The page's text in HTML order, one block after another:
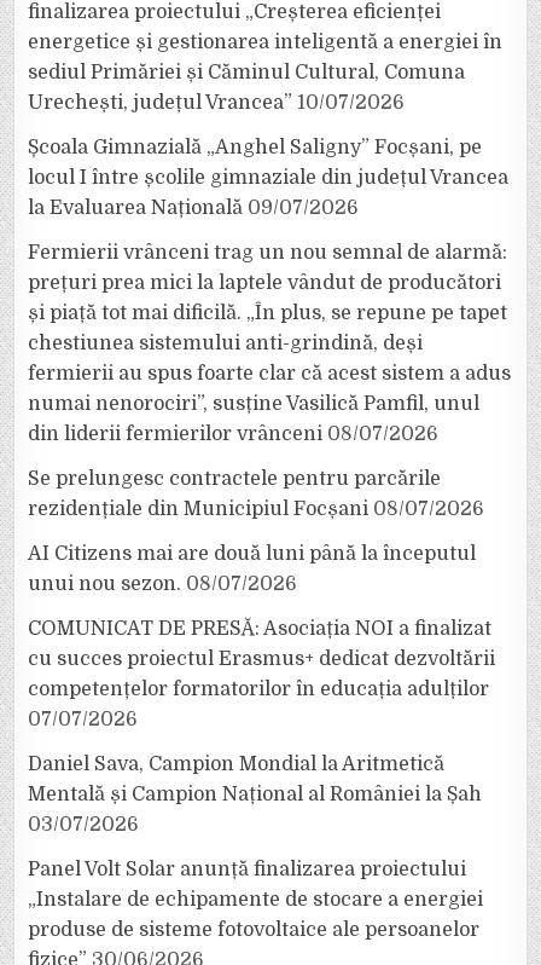
finalizarea proiectului „Creșterea eficienței
energetice și gestionarea inteligentă a energiei în
sediul Primăriei și Căminul Cultural, Comuna
Urechești, județul Vrancea” 10/07/2026
Școala Gimnazială „Anghel Saligny” Focșani, pe
locul I între școlile gimnaziale din județul Vrancea
la Evaluarea Națională 09/07/2026
Fermierii vrânceni trag un nou semnal de alarmă:
prețuri prea mici la laptele vândut de producători
și piață tot mai dificilă. „În plus, se repune pe tapet
chestiunea sistemului anti-grindină, deși
fermierii au spus foarte clar că acest sistem a adus
numai nenorociri”, susține Vasilică Pamfil, unul
din liderii fermierilor vrânceni 08/07/2026
Se prelungesc contractele pentru parcările
rezidențiale din Municipiul Focșani 08/07/2026
AI Citizens mai are două luni până la începutul
unui nou sezon. 08/07/2026
COMUNICAT DE PRESĂ: Asociația NOI a finalizat
cu succes proiectul Erasmus+ dedicat dezvoltării
competențelor formatorilor în educația adulților
07/07/2026
Daniel Sava, Campion Mondial la Aritmetică
Mentală și Campion Național al României la Șah
03/07/2026
Panel Volt Solar anunță finalizarea proiectului
„Instalare de echipamente de stocare a energiei
produse de sisteme fotovoltaice ale persoanelor
fizice” 30/06/2026